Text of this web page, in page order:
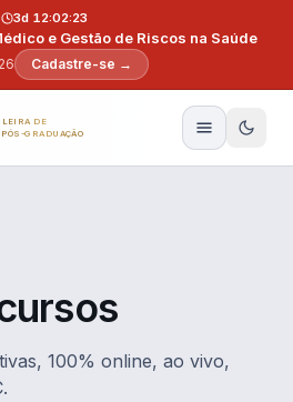
e Gestão de Riscos na Saúde
3d 12:02:22
Cadastre-se →
DE
GRADUAÇÃO
100% online, ao vivo,